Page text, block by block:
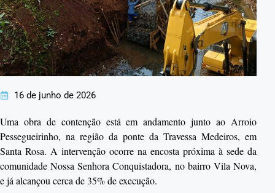
16 de junho de 2026
Uma obra de contenção está em andamento junto ao Arroio
Pessegueirinho, na região da ponte da Travessa Medeiros, em
Santa Rosa. A intervenção ocorre na encosta próxima à sede da
comunidade Nossa Senhora Conquistadora, no bairro Vila Nova,
e já alcançou cerca de 35% de execução.